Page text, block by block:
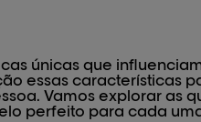
únicas que
essas características
Vamos explorar as
perfeito para cada